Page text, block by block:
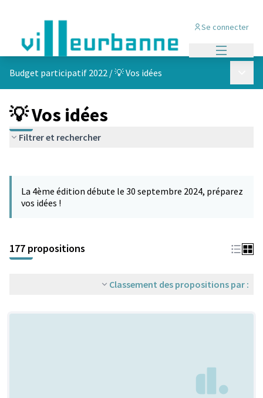
Se connecter
Budget participatif 2022 /💡 Vos idées
💡 Vos idées
Filtrer et rechercher
−
La 4ème édition débute le 30 septembre 2024, préparez
vos idées !
177 propositions
Classement des propositions par :